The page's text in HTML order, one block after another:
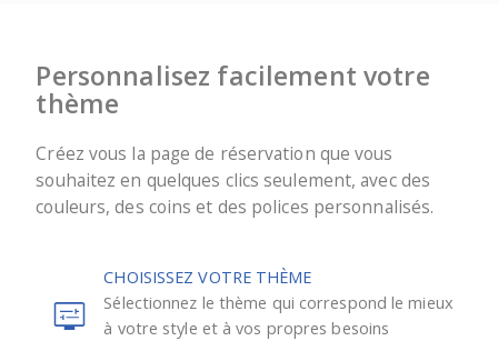
Personnalisez facilement votre
thème
Créez vous la page de réservation que vous
souhaitez en quelques clics seulement, avec des
couleurs, des coins et des polices personnalisés.
CHOISISSEZ VOTRE THÈME
Sélectionnez le thème qui correspond le mieux
à votre style et à vos propres besoins